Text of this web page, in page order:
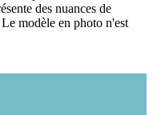
des nuances de
modèle en photo n'est